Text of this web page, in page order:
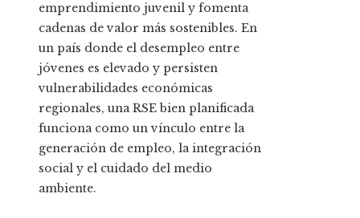
emprendimiento juvenil y fomenta
cadenas de valor más sostenibles. En
un país donde el desempleo entre
jóvenes es elevado y persisten
vulnerabilidades económicas
regionales, una RSE bien planificada
funciona como un vínculo entre la
generación de empleo, la integración
social y el cuidado del medio
ambiente.